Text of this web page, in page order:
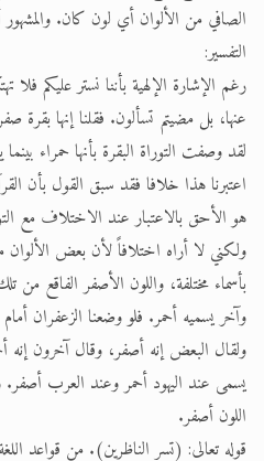
الصافي من الألوان أي لون كان.
التفسير:
رغم الإشارة الإلهية بأننا نستر عليكم فلا
عنها، بل مضيتم تسألون. فقلنا إنها بقرة
لقد وصفت التوراة البقرة بأنها حمراء
اعتبرنا هذا خلافا فقد سبق القول بأن
هو الأحق بالاعتبار عند الاختلاف مع
ولكني لا أراه اختلافاً لأن بعض
بأسماء مختلفة، واللون الأصفر الفاقع من
وآخر يسميه أحمر. فلو وضعنا الزعفران
ولقال البعض إنه أصفر، وقال آخرون إنه
يسمى عند اليهود أحمر وعند العرب أصفر.
اللون أصفر.
قوله تعالى: (تسر الناظرين). من قواعد